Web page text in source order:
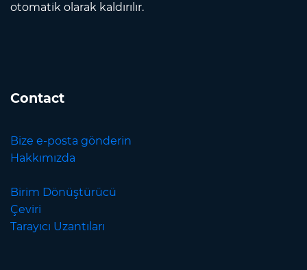
otomatik olarak kaldırılır.
Contact
Bize e-posta gönderin
Hakkımızda
Birim Dönüştürücü
Çeviri
Tarayıcı Uzantıları